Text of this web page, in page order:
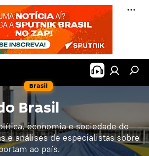
Brasil
Brasil
economia e sociedade do
e análises de especialistas sobre
ao país.